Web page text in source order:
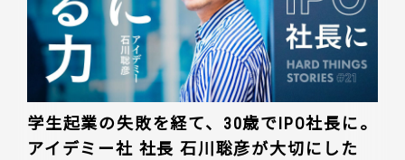
学生起業の失敗を経て、30歳でIPO社長に。
アイデミー社 社長 石川聡彦が大切にした